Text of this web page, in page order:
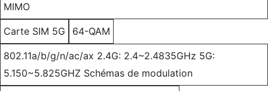
MIMO
Carte SIM 5G 64-QAM
802.11a/b/g/n/ac/ax 2.4G: 2.4~2.4835GHz 5G:
5.150~5.825GHZ Schémas de modulation